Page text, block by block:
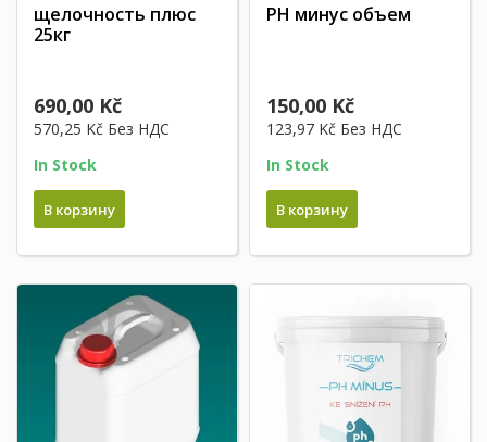
щелочность плюс
25кг
690,00 Kč
570,25 Kč Без НДС
In Stock
В корзину
PH минус объем
150,00 Kč
123,97 Kč Без НДС
In Stock
В корзину